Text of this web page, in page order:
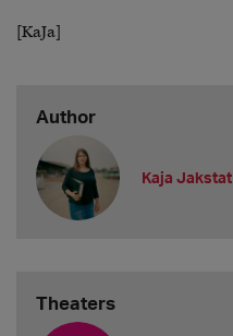
[KaJa]
Author
Kaja Jakstat
Theaters